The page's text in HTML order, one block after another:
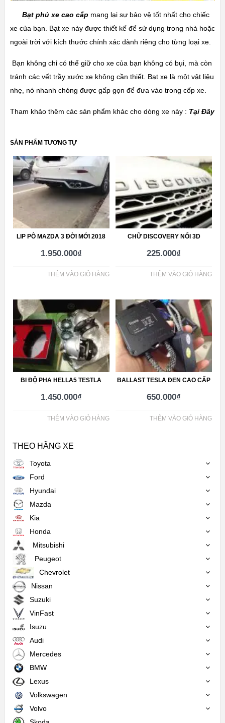
Bạt phủ xe cao cấp mang lại sự bảo vệ tốt nhất cho chiếc
xe của bạn. Bạt xe này được thiết kế để sử dụng trong nhà hoặc
ngoài trời với kích thước chính xác dành riêng cho từng loại xe.
Bạn không chỉ có thể giữ cho xe của bạn không có bụi, mà còn
tránh các vết trầy xước xe không cần thiết. Bạt xe là một vật liệu
nhẹ, nó nhanh chóng được gấp gọn để đưa vào trong cốp xe.
Tham khảo thêm các sản phẩm khác cho dòng xe này : Tại Đây
SẢN PHẨM TƯƠNG TỰ
LIP PÔ MAZDA 3 ĐỜI MỚI 2018
1.950.000₫
THÊM VÀO GIỎ HÀNG
CHỮ DISCOVERY NỔI 3D
225.000₫
THÊM VÀO GIỎ HÀNG
BI ĐỘ PHA HELLA5 TESTLA
1.450.000₫
THÊM VÀO GIỎ HÀNG
BALLAST TESLA ĐEN CAO CẤP
650.000₫
THÊM VÀO GIỎ HÀNG
THEO HÃNG XE
Toyota
Ford
Hyundai
Mazda
Kia
Honda
Mitsubishi
Peugeot
Chevrolet
Nissan
Suzuki
VinFast
Isuzu
Audi
Mercedes
BMW
Lexus
Volkswagen
Volvo